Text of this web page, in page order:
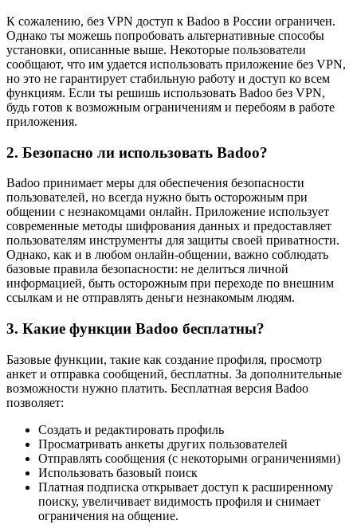
К сожалению, без VPN доступ к Badoo в России ограничен.
Однако ты можешь попробовать альтернативные способы
установки, описанные выше. Некоторые пользователи
сообщают, что им удается использовать приложение без VPN,
но это не гарантирует стабильную работу и доступ ко всем
функциям. Если ты решишь использовать Badoo без VPN,
будь готов к возможным ограничениям и перебоям в работе
приложения.
2. Безопасно ли использовать Badoo?
Badoo принимает меры для обеспечения безопасности
пользователей, но всегда нужно быть осторожным при
общении с незнакомцами онлайн. Приложение использует
современные методы шифрования данных и предоставляет
пользователям инструменты для защиты своей приватности.
Однако, как и в любом онлайн-общении, важно соблюдать
базовые правила безопасности: не делиться личной
информацией, быть осторожным при переходе по внешним
ссылкам и не отправлять деньги незнакомым людям.
3. Какие функции Badoo бесплатны?
Базовые функции, такие как создание профиля, просмотр
анкет и отправка сообщений, бесплатны. За дополнительные
возможности нужно платить. Бесплатная версия Badoo
позволяет:
Создать и редактировать профиль
Просматривать анкеты других пользователей
Отправлять сообщения (с некоторыми ограничениями)
Использовать базовый поиск
Платная подписка открывает доступ к расширенному
поиску, увеличивает видимость профиля и снимает
ограничения на общение.